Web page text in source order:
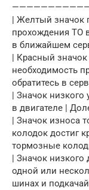
| Желтый значок
прохождения ТО
в ближайшем
| Красный значок
необходимость
обратитесь в
| Значок
в двигателе |
| Значок износа
колодок достиг
тормозные
| Значок
одной или
шинах и